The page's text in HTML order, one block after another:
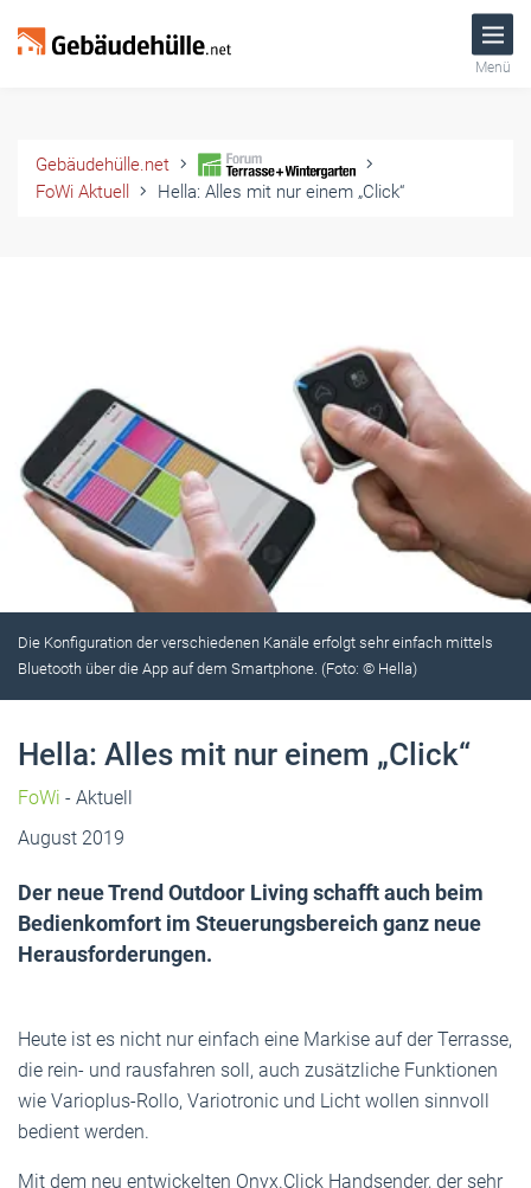
Menü
Gebäudehülle.net
FoWi Aktuell
Hella: Alles mit nur einem „Click“
Die Konfiguration der verschiedenen Kanäle erfolgt sehr einfach mittels
Bluetooth über die App auf dem Smartphone. (Foto: © Hella)
Hella: Alles mit nur einem „Click“
FoWi - Aktuell
August 2019
Der neue Trend Outdoor Living schafft auch beim
Bedienkomfort im Steuerungsbereich ganz neue
Herausforderungen.
Heute ist es nicht nur einfach eine Markise auf der Terrasse,
die rein- und rausfahren soll, auch zusätzliche Funktionen
wie Varioplus-Rollo, Variotronic und Licht wollen sinnvoll
bedient werden.
Mit dem neu entwickelten Onyx.Click Handsender, der sehr